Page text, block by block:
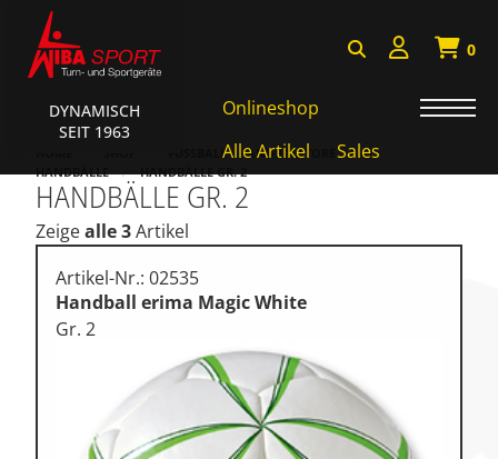
DYNAMISCH
SEIT 1963
0
Onlineshop
Alle Artikel
Sales
AKTIONEN • WIBA SPORT
Badminton • Faustball
Cube Sports
Fitness • Funktional Training
Fussball • Handballtore
Hockey • Tchouk • Funball
FUSSBALL • HANDBALLTORE
HANDBÄLLE
HANDBÄLLE GR. 2
HANDBÄLLE GR. 2
Zeigealle 3Artikel
Artikel-Nr.: 02535
Handball erima Magic White
Gr. 2